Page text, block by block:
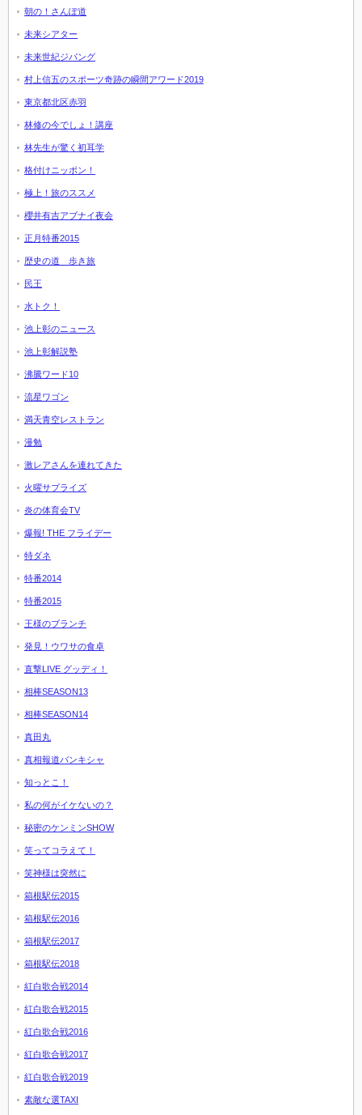
朝の！さんぽ道
未来シアター
未来世紀ジパング
村上信五のスポーツ奇跡の瞬間アワード2019
東京都北区赤羽
林修の今でしょ！講座
林先生が驚く初耳学
格付けニッポン！
極上！旅のススメ
櫻井有吉アブナイ夜会
正月特番2015
歴史の道 歩き旅
民王
水トク！
池上彰のニュース
池上彰解説塾
沸騰ワード10
流星ワゴン
満天青空レストラン
漫勉
激レアさんを連れてきた
火曜サプライズ
炎の体育会TV
爆報! THE フライデー
特ダネ
特番2014
特番2015
王様のブランチ
発見！ウワサの食卓
直撃LIVE グッディ！
相棒SEASON13
相棒SEASON14
真田丸
真相報道バンキシャ
知っとこ！
私の何がイケないの？
秘密のケンミンSHOW
笑ってコラえて！
笑神様は突然に
箱根駅伝2015
箱根駅伝2016
箱根駅伝2017
箱根駅伝2018
紅白歌合戦2014
紅白歌合戦2015
紅白歌合戦2016
紅白歌合戦2017
紅白歌合戦2019
素敵な選TAXI